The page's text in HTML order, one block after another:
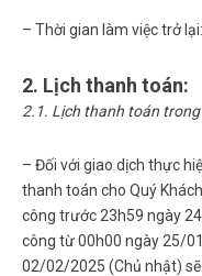
– Thời gian làm việc trở
2. Lịch thanh toán:
2.1. Lịch thanh toán
– Đối với giao dịch thực
thanh toán cho Quý
công trước 23h59 ngày
công từ 00h00 ngày 25/
02/02/2025 (Chủ nhật)